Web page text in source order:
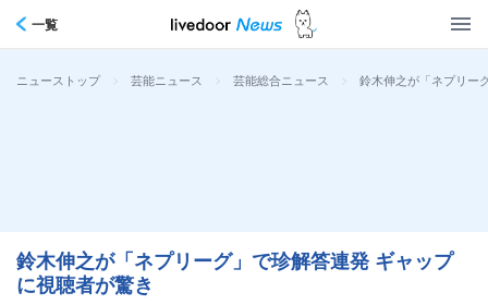
一覧
ニューストップ > 芸能ニュース > 芸能総合ニュース > 鈴木伸之が「ネプリー
鈴木伸之が「ネプリーグ」で珍解答連発 ギャップ
に視聴者が驚き